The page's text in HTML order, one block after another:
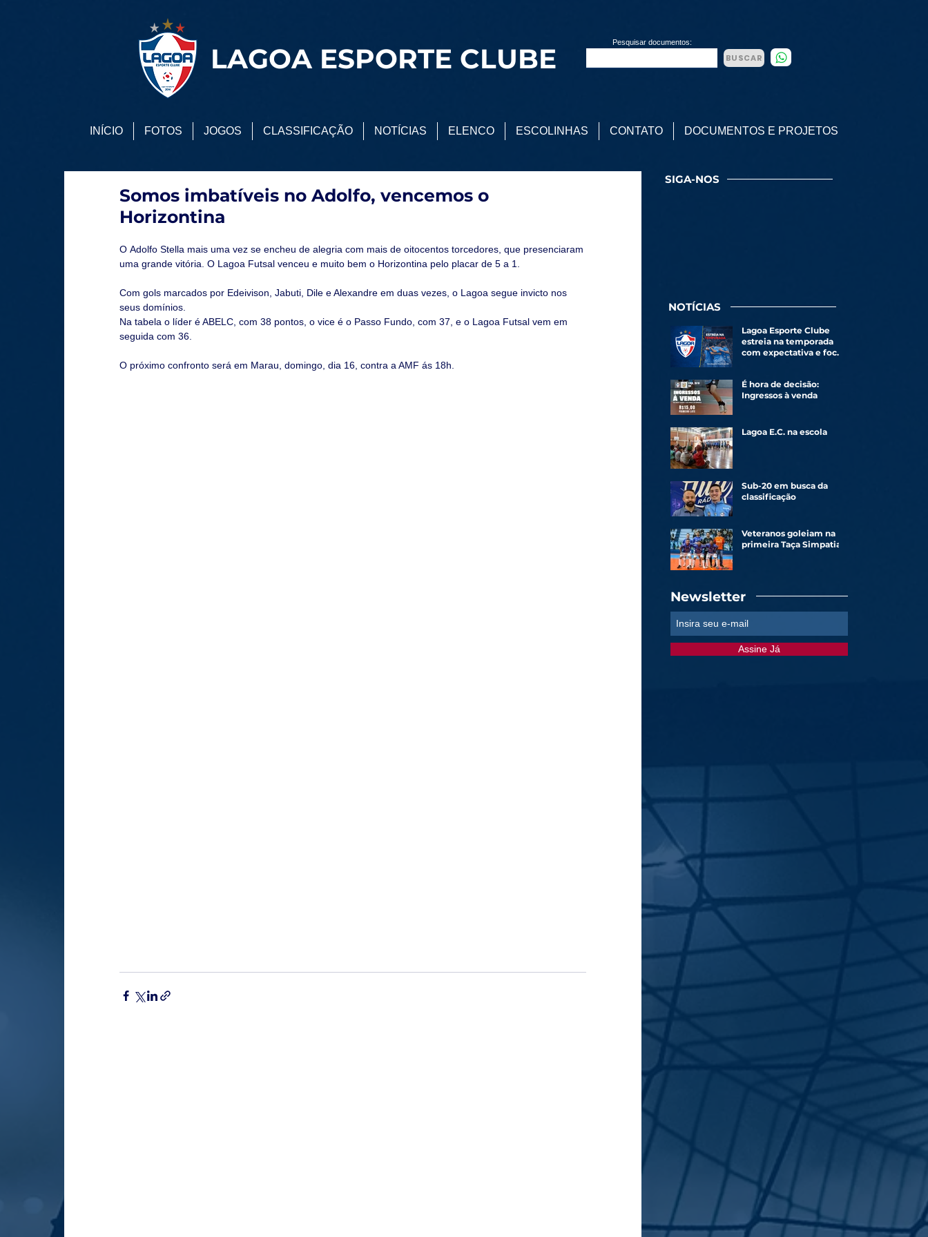
LAGOA ESPORTE CLUBE
INÍCIO FOTOS JOGOS CLASSIFICAÇÃO NOTÍCIAS ELENCO ESCOLINHAS CONTATO DOCUMENTOS E PROJETOS
Pesquisar documentos:
BUSCAR
Somos imbatíveis no Adolfo, vencemos o
Horizontina
O Adolfo Stella mais uma vez se encheu de alegria com mais de oitocentos torcedores, que presenciaram
uma grande vitória. O Lagoa Futsal venceu e muito bem o Horizontina pelo placar de 5 a 1.
Com gols marcados por Edeivison, Jabuti, Dile e Alexandre em duas vezes, o Lagoa segue invicto nos
seus domínios.
Na tabela o líder é ABELC, com 38 pontos, o vice é o Passo Fundo, com 37, e o Lagoa Futsal vem em
seguida com 36.
O próximo confronto será em Marau, domingo, dia 16, contra a AMF ás 18h.
SIGA-NOS
NOTÍCIAS
Lagoa Esporte Clube
estreia na temporada
com expectativa e foco
É hora de decisão:
Ingressos à venda
Lagoa E.C. na escola
Sub-20 em busca da
classificação
Veteranos goleiam na
primeira Taça Simpatia
Newsletter
Assine Já